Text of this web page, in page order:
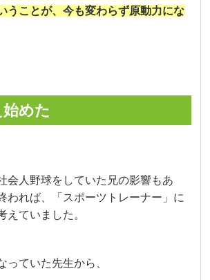
うことが、今も変わらず原動力にな
めた
会人野球をしていた兄の影響もあ
われば、「スポーツトレーナー」に
えていました。
っていた先生から、